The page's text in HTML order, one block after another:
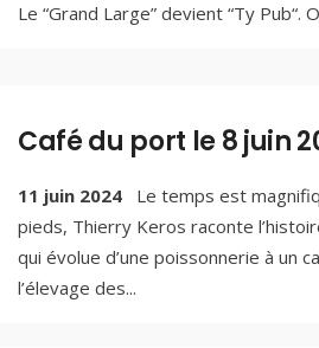
Le “Grand Large” devient “Ty Pub“.
Café du port le 8 juin
11 juin 2024
Le temps est
pieds, Thierry Keros raconte
qui évolue d’une poissonnerie à un
l’élevage des...